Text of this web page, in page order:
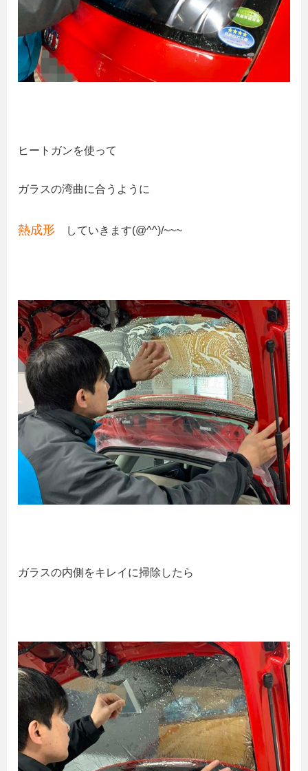
ヒートガンを使って
ガラスの湾曲に合うように
熱成形 していきます(@^^)/~~~
ガラスの内側をキレイに掃除したら